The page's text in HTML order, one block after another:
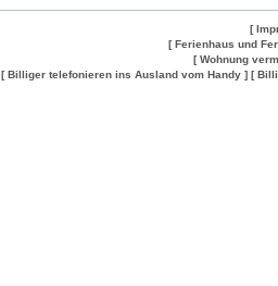
[
[ Ferienhaus und
[ Wohnung
[ Billiger telefonieren ins Ausland vom Handy ] [